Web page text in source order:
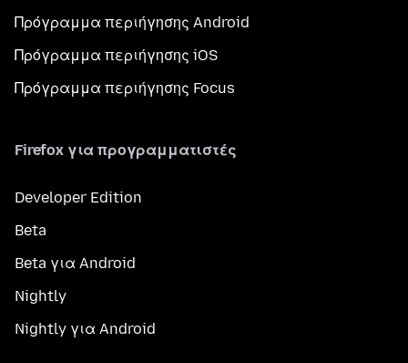
Πρόγραμμα περιήγησης Android
Πρόγραμμα περιήγησης iOS
Πρόγραμμα περιήγησης Focus
Firefox για προγραμματιστές
Developer Edition
Beta
Beta για Android
Nightly
Nightly για Android